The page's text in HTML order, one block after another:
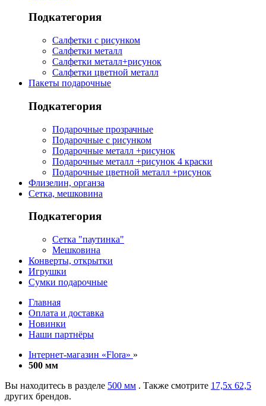
Подкатегория
Салфетки с рисунком
Салфетки металл
Салфетки металл+рисунок
Салфетки цветной металл
Пакеты подарочные
Подкатегория
Подарочные прозрачные
Подарочные с рисунком
Подарочные металл +рисунок
Подарочные металл +рисунок 4 краски
Подарочные цветной металл +рисунок
Флизелин, органза
Сетка, мешковина
Подкатегория
Сетка "паутинка"
Мешковина
Конверты, открытки
Игрушки
Сумки подарочные
Главная
Оплата и доставка
Новинки
Наши партнёры
Інтернет-магазин «Flora» »
500 мм
Вы находитесь в разделе 500 мм . Также смотрите 17,5х 62,5
других брендов.